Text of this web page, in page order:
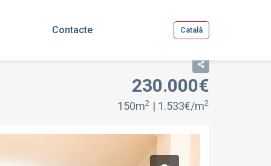
Contacte Català
230.000€
150m2 | 1.533€/m2